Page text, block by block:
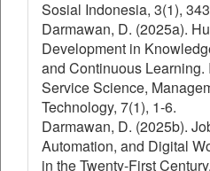
Sosial Indonesia, 3(1),
Darmawan, D. (2025a).
Development in
and Continuous
Service Science,
Technology, 7(1), 1-6.
Darmawan, D. (2025b).
Automation, and Digital
in the Twenty-First